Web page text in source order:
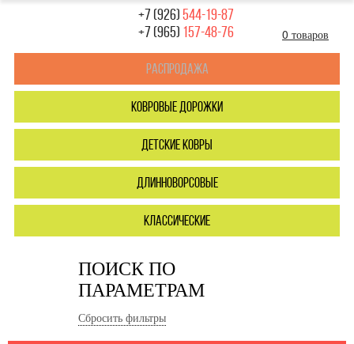
ПОИСК ПО
ПАРАМЕТРАМ
Сбросить фильтры
+7 (926)544-19-87
+7 (965) 157-48-76 0 товаров
Распродажа
ковровые дорожки
детские ковры
длинноворсовые
классические